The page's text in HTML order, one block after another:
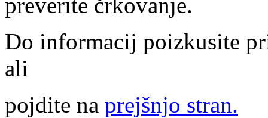
Do informacij poizkusite
ali
pojdite na prejšnjo stran.